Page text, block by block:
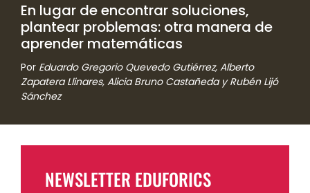
En lugar de encontrar soluciones,
plantear problemas: otra manera de
aprender matemáticas
Por Eduardo Gregorio Quevedo Gutiérrez, Alberto
Zapatera Llinares, Alicia Bruno Castañeda y Rubén Lijó
Sánchez
NEWSLETTER EDUFORICS